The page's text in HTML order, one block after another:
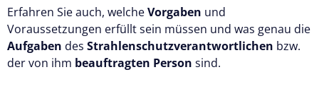
Erfahren Sie auch, welcheVorgaben und
Voraussetzungen erfüllt sein müssen und was genau die
Aufgaben des Strahlenschutzverantwortlichen bzw.
der von ihm beauftragten Person sind.